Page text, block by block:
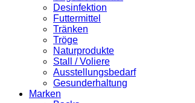
Desinfektion
Futtermittel
Tränken
Tröge
Naturprodukte
Stall / Voliere
Ausstellungsbedarf
Gesunderhaltung
Marken